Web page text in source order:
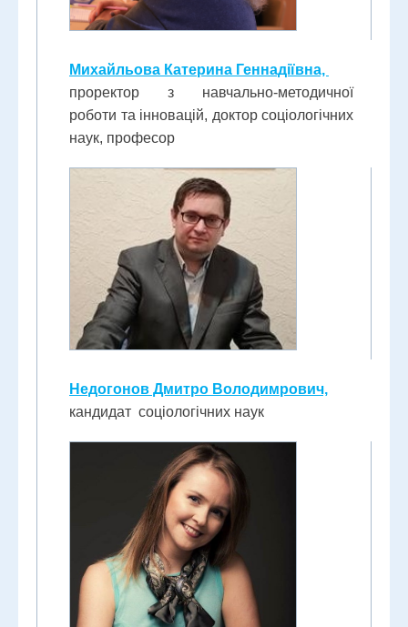
Михайльова Катерина Геннадіївна,
проректор з навчально-методичної
роботи та інновацій, доктор соціологічних
наук, професор
Недогонов Дмитро Володимрович,
кандидат соціологічних наук